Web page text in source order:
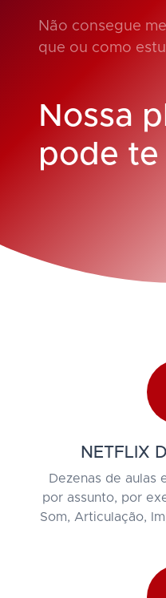
Não consegue
que ou como
Nossa
pode te
NETFLIX
Dezenas de aulas
por assunto, por
Som, Articulação,